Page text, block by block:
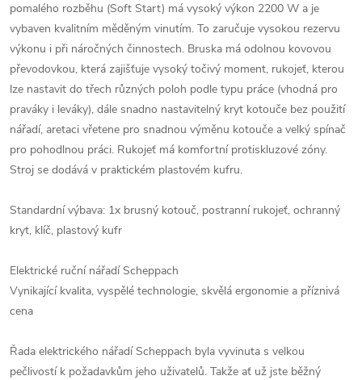
pomalého rozběhu (Soft Start) má vysoký výkon 2200 W a je
vybaven kvalitním měděným vinutím. To zaručuje vysokou rezervu
výkonu i při náročných činnostech. Bruska má odolnou kovovou
převodovkou, která zajišťuje vysoký točivý moment, rukojeť, kterou
lze nastavit do třech různých poloh podle typu práce (vhodná pro
praváky i leváky), dále snadno nastavitelný kryt kotouče bez použití
nářadí, aretaci vřetene pro snadnou výměnu kotouče a velký spínač
pro pohodlnou práci. Rukojeť má komfortní protiskluzové zóny.
Stroj se dodává v praktickém plastovém kufru.
Standardní výbava: 1x brusný kotouč, postranní rukojeť, ochranný
kryt, klíč, plastový kufr
Elektrické ruční nářadí Scheppach
Vynikající kvalita, vyspělé technologie, skvělá ergonomie a příznivá
cena
Řada elektrického nářadí Scheppach byla vyvinuta s velkou
pečlivostí k požadavkům jeho uživatelů. Takže ať už jste běžný